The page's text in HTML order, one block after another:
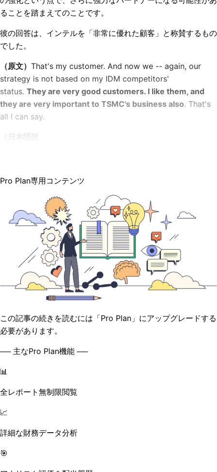
ることを踏まえてのことです。
彼の回答は、インテルを「非常に優れた顧客」と称賛するもの
でした。
（原文） That's my customer. And now we -- again, our
strategy is not based on my IDM competitors'
status. They are very good customers. I like them, and
they are very important to TSMC's business also. That's
all I can say.
（日本語訳
Pro Plan専用コンテンツ
この記事の続きを読むには「Pro Plan」にアップグレードする
必要があります。
── 主なPro Plan機能 ──
📊
全レポート無制限閲覧
📈
詳細な財務データ分析
🎯